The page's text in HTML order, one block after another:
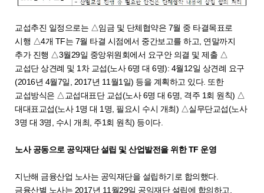
교섭추진 일정으로는 △임금 및 단체협약은 7월 중 타결목표로
시행 △4개 TF는 7월 타결 시점에서 중간보고를 하고, 연말까지
추가 진행 △3월29일 중앙위원회에서 요구안 의결 및 제출 △
교섭단 상견례 및 1차 교섭(노사 6명 대 6명): 4월12일 상견례 요구
(2016년 4월7일, 2017년 11월1일) 등을 계획하고 있다. 또한
교섭방식은 △교섭대표단 교섭(노사 6명 대 6명, 격주 1회 원칙) △
대대표교섭(노사 1명 대 1명, 필요시 수시 개최) △실무단교섭(노사
3명 대 3명, 수시 개최, 주1회 원칙) 등이다.
노사 공동으로 공익재단 설립 및 산업발전을 위한 TF 운영
지난해 금융산업 노사는 공익재단을 설립하기로 합의했다.
금융산별 노사는 2017년 11월29일 공익재단 설립에 합의하고,